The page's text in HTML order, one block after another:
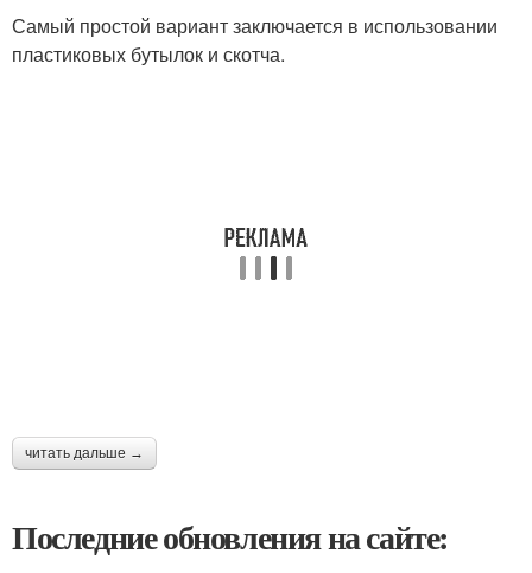
Самый простой вариант заключается в использовании
пластиковых бутылок и скотча.
читать дальше →
Последние обновления на сайте: